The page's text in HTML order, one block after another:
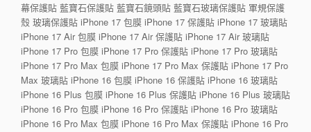
幕保護貼 藍寶石保護貼 藍寶石鏡頭貼 藍寶石玻璃保護貼 軍規保護
殼 玻璃保護貼 iPhone 17 包膜 iPhone 17 保護貼 iPhone 17 玻璃貼
iPhone 17 Air 包膜 iPhone 17 Air 保護貼 iPhone 17 Air 玻璃貼
iPhone 17 Pro 包膜 iPhone 17 Pro 保護貼 iPhone 17 Pro 玻璃貼
iPhone 17 Pro Max 包膜 iPhone 17 Pro Max 保護貼 iPhone 17 Pro
Max 玻璃貼 iPhone 16 包膜 iPhone 16 保護貼 iPhone 16 玻璃貼
iPhone 16 Plus 包膜 iPhone 16 Plus 保護貼 iPhone 16 Plus 玻璃貼
iPhone 16 Pro 包膜 iPhone 16 Pro 保護貼 iPhone 16 Pro 玻璃貼
iPhone 16 Pro Max 包膜 iPhone 16 Pro Max 保護貼 iPhone 16 Pro